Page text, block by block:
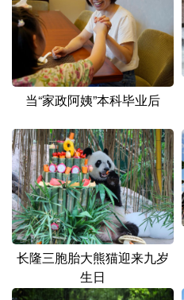
辽宁 吉林
浙江 安徽
山东 河南
四川 贵州
陕西 甘肃
新疆 内蒙古
多语种频道
当“家政阿姨”本科毕业后
长隆三胞胎大熊猫迎来九岁
生日